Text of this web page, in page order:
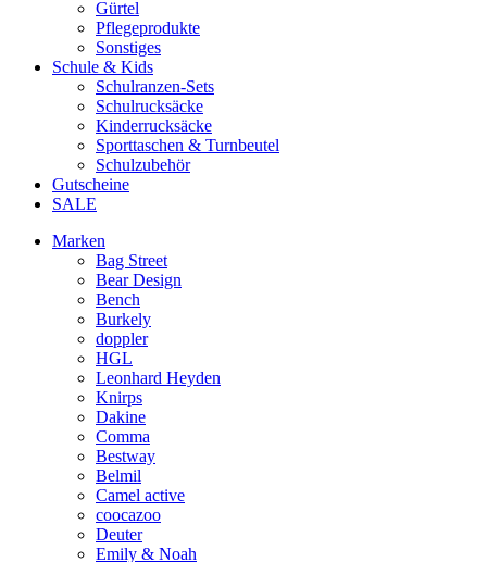
Gürtel
Pflegeprodukte
Sonstiges
Schule & Kids
Schulranzen-Sets
Schulrucksäcke
Kinderrucksäcke
Sporttaschen & Turnbeutel
Schulzubehör
Gutscheine
SALE
Marken
Bag Street
Bear Design
Bench
Burkely
doppler
HGL
Leonhard Heyden
Knirps
Dakine
Comma
Bestway
Belmil
Camel active
coocazoo
Deuter
Emily & Noah